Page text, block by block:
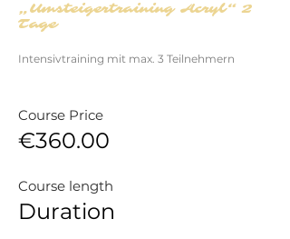
„Umsteigertraining Acryl“ 2
Tage
Intensivtraining mit max. 3 Teilnehmern
Course Price
€360.00
Course length
Duration